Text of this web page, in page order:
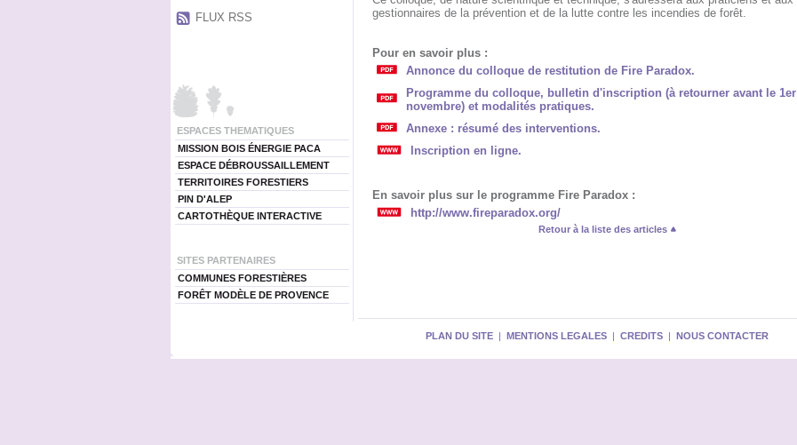
FLUX RSS
ESPACES THEMATIQUES
MISSION BOIS ÉNERGIE PACA
ESPACE DÉBROUSSAILLEMENT
TERRITOIRES FORESTIERS
PIN D'ALEP
CARTOTHÈQUE INTERACTIVE
SITES PARTENAIRES
COMMUNES FORESTIÈRES
FORÊT MODÈLE DE PROVENCE
gestionnaires de la prévention et de la lutte contre les incendies de forêt.
Pour en savoir plus :
Annonce du colloque de restitution de Fire Paradox.
Programme du colloque, bulletin d'inscription (à retourner avant le 1er
novembre) et modalités pratiques.
Annexe : résumé des interventions.
Inscription en ligne.
En savoir plus sur le programme Fire Paradox :
http://www.fireparadox.org/
Retour à la liste des articles
PLAN DU SITE | MENTIONS LEGALES | CREDITS | NOUS CONTACTER